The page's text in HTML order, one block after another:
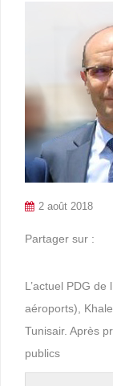
2 août 2018
Partager sur :
L’actuel PDG de
aéroports),
Tunisair. Après
publics